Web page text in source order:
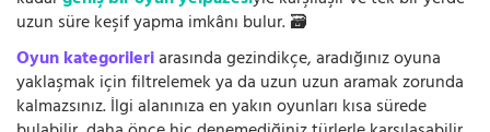
uzun süre keşif yapma imkânı bulur. 🗃️
Oyun kategorileriarasında gezindikçe, aradığınız oyuna
yaklaşmak için filtrelemek ya da uzun uzun aramak zorunda
kalmazsınız. İlgi alanınıza en yakın oyunları kısa sürede